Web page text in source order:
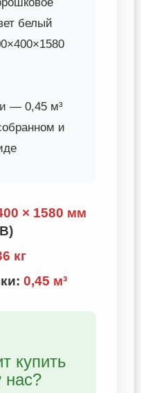
белый
— 0,45 м³
и
× 1580 мм
кг
0,45 м³
купить
нас?